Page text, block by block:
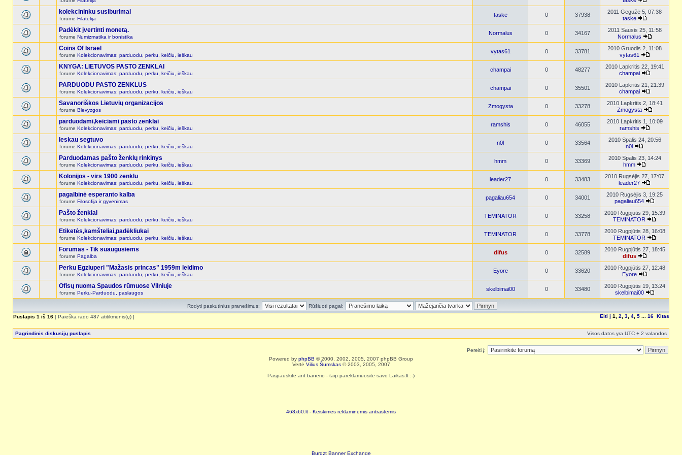
kolekcininku susiburimai
forume Filatelija
taske 0 37938
2011 Gegužė 5, 07:38
taske
Padėkit įvertinti monetą.
forume Numizmatika ir bonistika
Normalus 0 34167
2011 Sausis 25, 11:58
Normalus
Coins Of Israel
forume Kolekcionavimas: parduodu, perku, keičiu, ieškau
vytas61 0 33781
2010 Gruodis 2, 11:08
vytas61
KNYGA: LIETUVOS PASTO ZENKLAI
forume Kolekcionavimas: parduodu, perku, keičiu, ieškau
champai 0 48277
2010 Lapkritis 22, 19:41
champai
PARDUODU PASTO ZENKLUS
forume Kolekcionavimas: parduodu, perku, keičiu, ieškau
champai 0 35501
2010 Lapkritis 21, 21:39
champai
Savanoriškos Lietuvių organizacijos
forume Blevyzgos
Zmogysta 0 33278
2010 Lapkritis 2, 18:41
Zmogysta
parduodami,keiciami pasto zenklai
forume Kolekcionavimas: parduodu, perku, keičiu, ieškau
ramshis 0 46055
2010 Lapkritis 1, 10:09
ramshis
Ieskau segtuvo
forume Kolekcionavimas: parduodu, perku, keičiu, ieškau
n0l 0 33564
2010 Spalis 24, 20:56
n0l
Parduodamas pašto ženklų rinkinys
forume Kolekcionavimas: parduodu, perku, keičiu, ieškau
hmm 0 33369
2010 Spalis 23, 14:24
hmm
Kolonijos - virs 1900 zenklu
forume Kolekcionavimas: parduodu, perku, keičiu, ieškau
leader27 0 33483
2010 Rugsėjis 27, 17:07
leader27
pagalbinė esperanto kalba
forume Filosofija ir gyvenimas
pagaliau654 0 34001
2010 Rugsėjis 3, 19:25
pagaliau654
Pašto ženklai
forume Kolekcionavimas: parduodu, perku, keičiu, ieškau
TEMINATOR 0 33258
2010 Rugpjūtis 29, 15:39
TEMINATOR
Etiketės,kamšteliai,padėkliukai
forume Kolekcionavimas: parduodu, perku, keičiu, ieškau
TEMINATOR 0 33778
2010 Rugpjūtis 28, 16:08
TEMINATOR
Forumas - Tik suaugusiems
forume Pagalba
difus 0 32589
2010 Rugpjūtis 27, 18:45
difus
Perku Egziuperi "Mažasis princas" 1959m leidimo
forume Kolekcionavimas: parduodu, perku, keičiu, ieškau
Eyore 0 33620
2010 Rugpjūtis 27, 12:48
Eyore
Ofisų nuoma Spaudos rūmuose Vilniuje
forume Perku-Parduodu, paslaugos
skelbimai00 0 33480
2010 Rugpjūtis 19, 13:24
skelbimai00
Rodyti paskutinius pranešimus:
Rūšiuoti pagal:
Puslapis 1 iš 16 [ Paieška rado 487 atitikmenis(ų) ] Eiti į 1 2 3 4 5 16 Kitas
Pagrindinis diskusijų puslapis Visos datos yra UTC + 2 valandos
Pereiti į:
Powered by phpBB © 2000, 2002, 2005, 2007 phpBB Group
Vertė Vilius Šumskas© 2003, 2005, 2007
Paspauskite ant banerio - taip pareklamuosite savo Laikas.lt :-)
468x60.lt - Keiskimes reklaminemis antrastemis
Burgzt Banner Exchange